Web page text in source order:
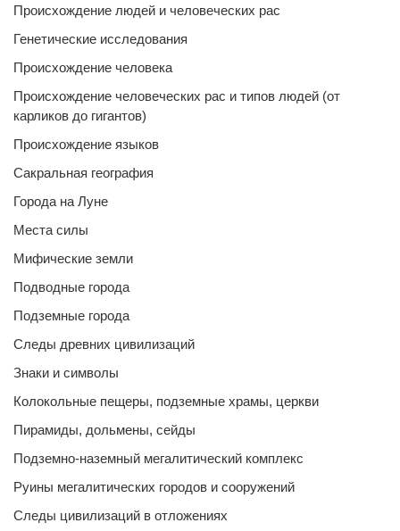
Происхождение людей и человеческих рас
Генетические исследования
Происхождение человека
Происхождение человеческих рас и типов людей (от
карликов до гигантов)
Происхождение языков
Сакральная география
Города на Луне
Места силы
Мифические земли
Подводные города
Подземные города
Следы древних цивилизаций
Знаки и символы
Колокольные пещеры, подземные храмы, церкви
Пирамиды, дольмены, сейды
Подземно-наземный мегалитический комплекс
Руины мегалитических городов и сооружений
Следы цивилизаций в отложениях